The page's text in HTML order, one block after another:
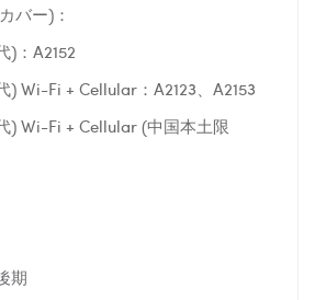
バー)：
)：A2152
) Wi-Fi + Cellular：A2123、A2153
) Wi-Fi + Cellular (中国本土限
期